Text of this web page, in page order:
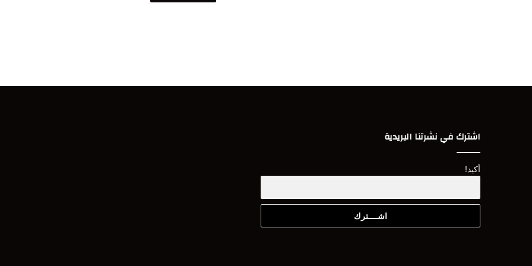
اشترك في نشرتنا البريدية
أكيد!